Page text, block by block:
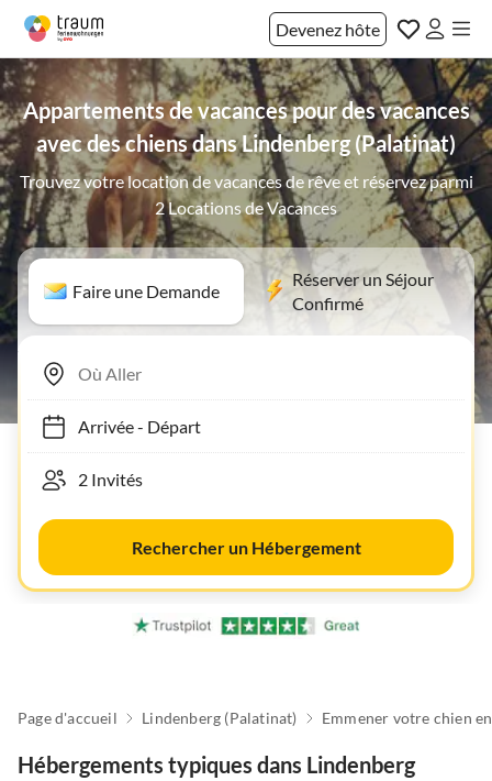
Devenez hôte
Appartements de vacances pour des vacances
avec des chiens dans Lindenberg (Palatinat)
Trouvez votre location de vacances de rêve et réservez parmi
2 Locations de Vacances
Faire une Demande
Réserver un Séjour
Confirmé
Arrivée- Départ
Rechercher un Hébergement
Page d'accueil Lindenberg (Palatinat)
Hébergements typiques dans Lindenberg